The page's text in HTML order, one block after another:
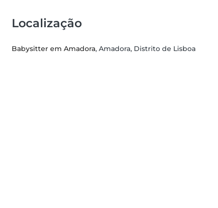
Localização
Babysitter em Amadora, Amadora, Distrito de Lisboa